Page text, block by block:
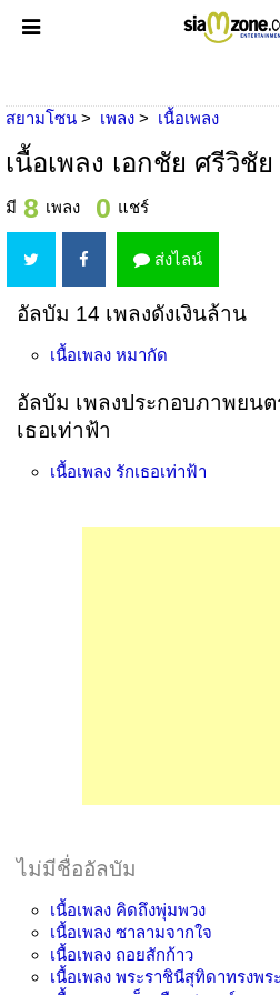
สยามโซน เพลง เนื้อเพลง
เนื้อเพลง เอกชัย ศรีวิชัย
มี 8 เพลง 0 แชร์
ส่งไลน์
อัลบัม 14 เพลงดังเงินล้าน
เนื้อเพลง หมากัด
อัลบัม เพลงประกอบภาพยน
เธอเท่าฟ้า
เนื้อเพลง รักเธอเท่าฟ้า
ไม่มีชื่ออัลบัม
เนื้อเพลง คิดถึงพุ่มพวง
เนื้อเพลง ซาลามจากใจ
เนื้อเพลง ถอยสักก้าว
เนื้อเพลง พระราชินีสุทิดาทรงพร